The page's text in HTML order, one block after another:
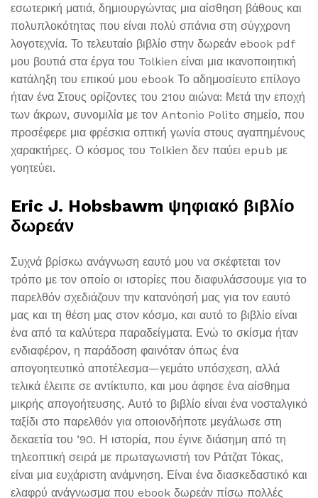
εσωτερική ματιά, δημιουργώντας μια αίσθηση βάθους και
πολυπλοκότητας που είναι πολύ σπάνια στη σύγχρονη
λογοτεχνία. Το τελευταίο βιβλίο στην δωρεάν ebook pdf
μου βουτιά στα έργα του Tolkien είναι μια ικανοποιητική
κατάληξη του επικού μου ebook Το αδημοσίευτο επίλογο
ήταν ένα Στους ορίζοντες του 21ου αιώνα: Μετά την εποχή
των άκρων, συνομιλία με τον Antonio Polito σημείο, που
προσέφερε μια φρέσκια οπτική γωνία στους αγαπημένους
χαρακτήρες. Ο κόσμος του Tolkien δεν παύει epub με
γοητεύει.
Eric J. Hobsbawm ψηφιακό βιβλίο
δωρεάν
Συχνά βρίσκω ανάγνωση εαυτό μου να σκέφτεται τον
τρόπο με τον οποίο οι ιστορίες που διαφυλάσσουμε για το
παρελθόν σχεδιάζουν την κατανόησή μας για τον εαυτό
μας και τη θέση μας στον κόσμο, και αυτό το βιβλίο είναι
ένα από τα καλύτερα παραδείγματα. Ενώ το σκίσμα ήταν
ενδιαφέρον, η παράδοση φαινόταν όπως ένα
απογοητευτικό αποτέλεσμα—γεμάτο υπόσχεση, αλλά
τελικά έλειπε σε αντίκτυπο, και μου άφησε ένα αίσθημα
μικρής απογοήτευσης. Αυτό το βιβλίο είναι ένα νοσταλγικό
ταξίδι στο παρελθόν για οποιονδήποτε μεγάλωσε στη
δεκαετία του ’90. Η ιστορία, που έγινε διάσημη από τη
τηλεοπτική σειρά με πρωταγωνιστή τον Ράτζατ Τόκας,
είναι μια ευχάριστη ανάμνηση. Είναι ένα διασκεδαστικό και
ελαφρύ ανάγνωσμα που ebook δωρεάν πίσω πολλές